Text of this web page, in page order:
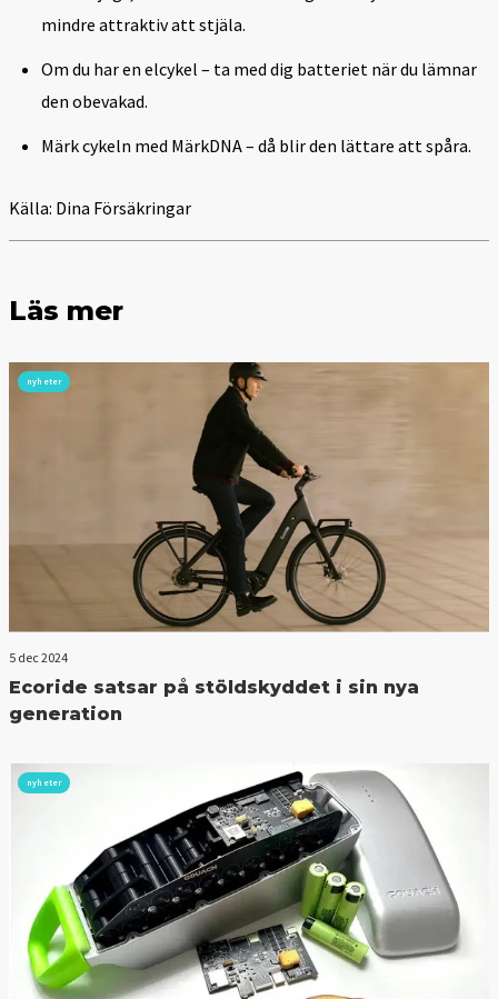
mindre attraktiv att stjäla.
Om du har en elcykel – ta med dig batteriet när du lämnar
den obevakad.
Märk cykeln med MärkDNA – då blir den lättare att spåra.
Källa: Dina Försäkringar
Läs mer
nyheter
5 dec 2024
Ecoride satsar på stöldskyddet i sin nya
generation
nyheter